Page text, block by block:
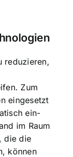
reduzieren,
Zum
eingesetzt
ein-
im Raum
die die
können